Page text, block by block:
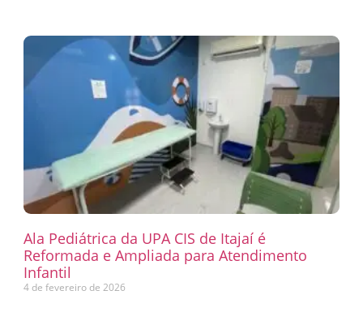
Ala Pediátrica da UPA CIS de Itajaí é
Reformada e Ampliada para Atendimento
Infantil
4 de fevereiro de 2026